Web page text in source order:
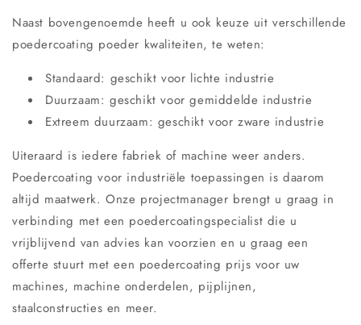
Naast bovengenoemde heeft u ook keuze uit verschillende
poedercoating poeder kwaliteiten, te weten:
Standaard: geschikt voor lichte industrie
Duurzaam: geschikt voor gemiddelde industrie
Extreem duurzaam: geschikt voor zware industrie
Uiteraard is iedere fabriek of machine weer anders.
Poedercoating voor industriële toepassingen is daarom
altijd maatwerk. Onze projectmanager brengt u graag in
verbinding met een poedercoatingspecialist die u
vrijblijvend van advies kan voorzien en u graag een
offerte stuurt met een poedercoating prijs voor uw
machines, machine onderdelen, pijplijnen,
staalconstructies en meer.